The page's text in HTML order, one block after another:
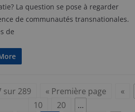
La question se pose à regarder
de communautés transnationales.
de
sur 289 « Première page «
10
20 …